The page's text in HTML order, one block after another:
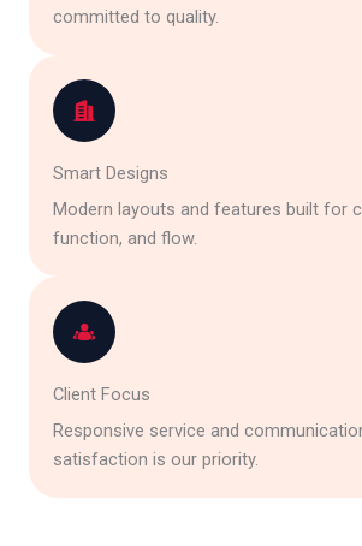
committed to quality.
Smart Designs
Modern layouts and features built for
function, and flow.
Client Focus
Responsive service and
satisfaction is our priority.